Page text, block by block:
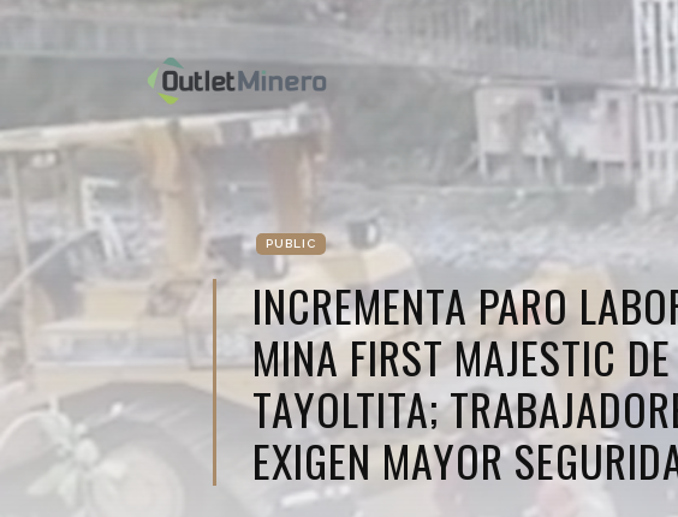
PUBLIC
INCREMENTA PARO
MINA FIRST MAJESTIC DE
TAYOLTITA;
EXIGEN MAYOR